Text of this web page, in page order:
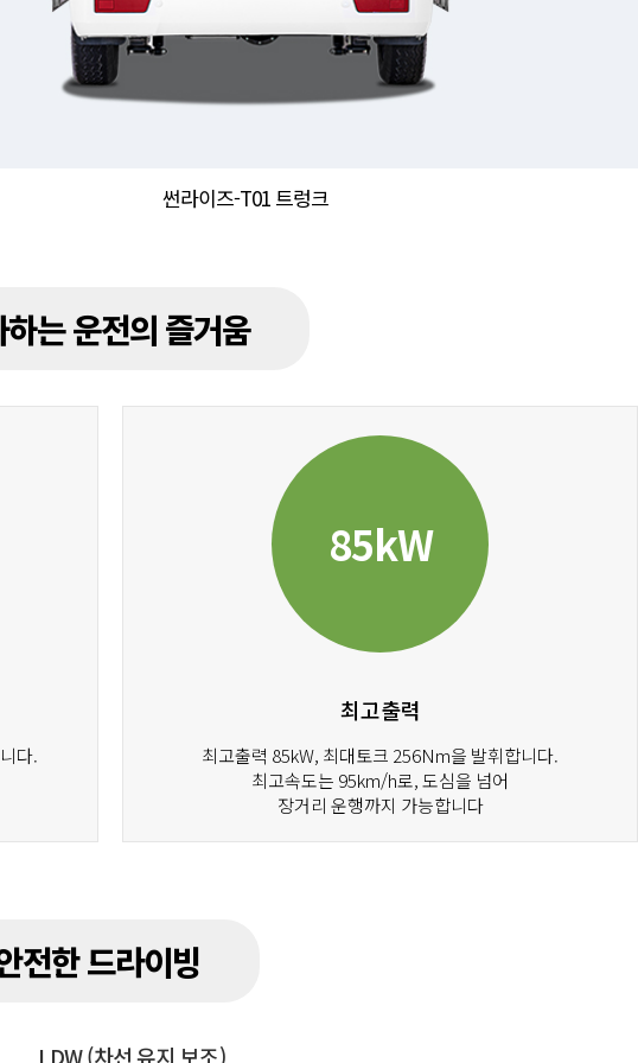
썬라이즈-T01 트렁크
는 운전의 즐거움
다.
85kW
최고출력
최고출력 85kW, 최대토크 256Nm을 발휘합니다.
최고속도는 95km/h로, 도심을 넘어
장거리 운행까지 가능합니다
전한 드라이빙
LDW (차선 유지 보조)